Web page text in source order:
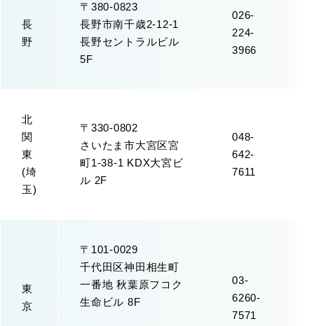
長
野
〒380-0823
長野市南千歳2-12-1
長野セントラルビル
5F
026-
224-
3966
北
関
東
(埼
玉)
〒330-0802
さいたま市大宮区宮
町1-38-1 KDX大宮ビ
ル 2F
048-
642-
7611
東
京
〒101-0029
千代田区神田相生町
一番地 秋葉原フコク
生命ビル 8F
03-
6260-
7571